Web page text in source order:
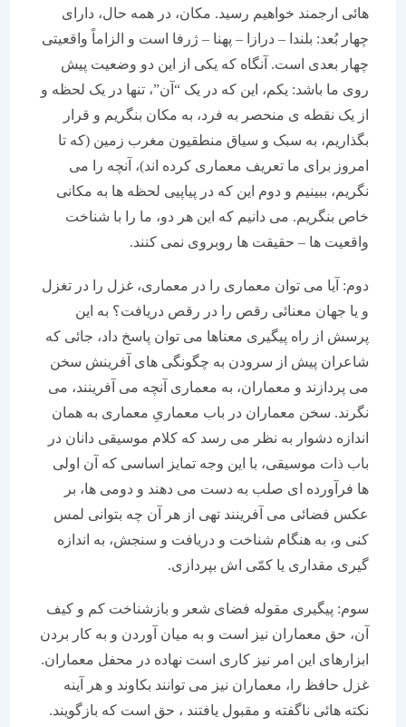
هائی ارجمند خواهیم رسید. مکان، در همه حال، دارای
چهار بُعد: بلندا – درازا – پهنا – ژرفا است و الزاماً واقعیتی
چهار بعدی است. آنگاه که یکی از این دو وضعیت پیش
روی ما باشد: یکم، این که در یک “آن”، تنها در یک لحظه و
از یک نقطه ی منحصر به فرد، به مکان بنگریم و قرار
بگذاریم، به سبک و سیاق منطقیون مغرب زمین (که تا
امروز برای ما تعریف معماری کرده اند)، آنچه را می
نگریم، ببینیم و دوم این که در پیاپیی لحظه ها به مکانی
خاص بنگریم. می دانیم که این هر دو، ما را با شناخت
واقعیت ها – حقیقت ها روبروی نمی کنند.
دوم: آیا می توان معماری را در معماری، غزل را در تغزل
و یا جهان معنائی رقص را در رقص دریافت؟ به این
پرسش از راه پیگیری معناها می توان پاسخ داد، جائی که
شاعران پیش از سرودن به چگونگی های آفرینش سخن
می پردازند و معماران، به معماری آنچه می آفرینند، می
نگرند. سخن معماران در باب معماریِ معماری به همان
اندازه دشوار به نظر می رسد که کلام موسیقی دانان در
باب ذات موسیقی، با این وجه تمایز اساسی که آن اولی
ها فرآورده ای صلب به دست می دهند و دومی ها، بر
عکس فضائی می آفرینند تهی از هر آن چه بتوانی لمس
کنی و، به هنگام شناخت و دریافت و سنجش، به اندازه
گیری مقداری یا کمّی اش بپردازی.
سوم: پیگیری مقوله فضای شعر و بازشناخت کم و کیف
آن، حق معماران نیز است و به میان آوردن و به کار بردن
ابزارهای این امر نیز کاری است نهاده در محفل معماران.
غزل حافظ را، معماران نیز می توانند بکاوند و هر آینه
نکته هائی ناگفته و مقبول یافتند ، حق است که بازگویند.